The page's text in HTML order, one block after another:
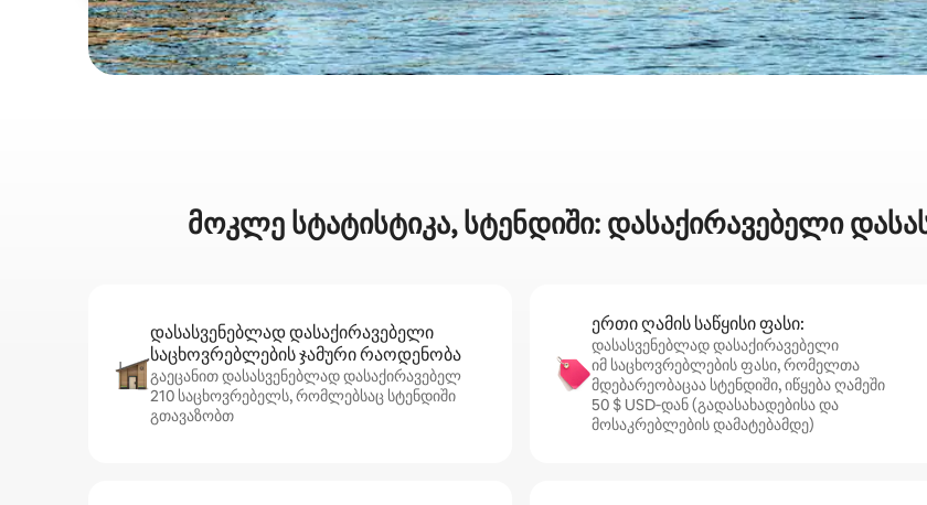
მოკლე სტატისტიკა, სტენდიში: დასაქირავებელი
დასასვენებლად დასაქირავებელი
საცხოვრებლების ჯამური რაოდენობა
გაეცანით დასასვენებლად დასაქირავებელ
210 საცხოვრებელს, რომლებსაც სტენდიში
გთავაზობთ
ერთი ღამის საწყისი ფასი:
დასასვენებლად დასაქირავებელი
იმ საცხოვრებლების ფასი, რომელთა
მდებარეობაცაა სტენდიში, იწყება ღამეში
50 $ USD‑დან (გადასახადებისა და
მოსაკრებლების დამატებამდე)